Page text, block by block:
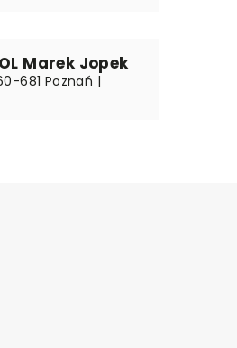
Marek Jopek
681 Poznań |